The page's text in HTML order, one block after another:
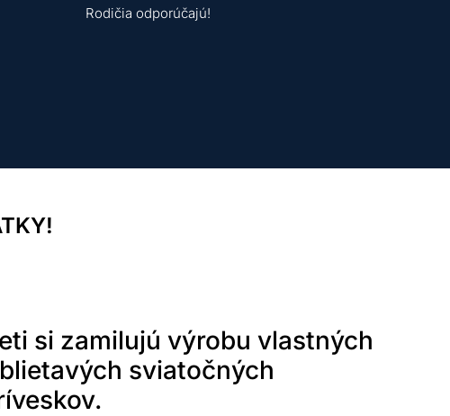
Rodičia odporúčajú!
si zamilujú výrobu vlastných
sviatočných